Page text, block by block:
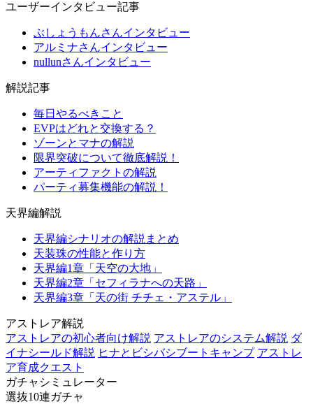
ユーザーインタビュー記事
ぶしょうもんさんインタビュー
アルミナさんインタビュー
nullunさんインタビュー
解説記事
毎日やるべきこと
EVPはどれと交換する？
ゾーンとマナの解説
限界突破について徹底解説！
アーティファクトの解説
パーティ募集機能の解説！
天界編解説
天界編シナリオの解説まとめ
天装珠の性能と作り方
天界編1章「天空の大地」
天界編2章「セフィラナへの天路」
天界編3章「天の街 チチェ・アステル」
アストレア解説
アストレアの初心者向け解説 アストレアのシステム解説 ダ
イナシールド解説 ヒナとビシバシブートキャンプ アストレ
ア育成クエスト
ガチャシミュレーター
選抜10連ガチャ